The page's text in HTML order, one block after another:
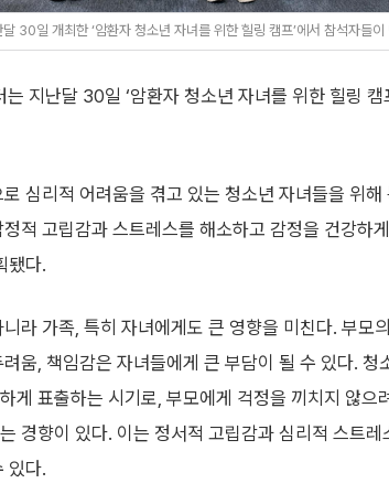
30일 개최한 ‘암환자 청소년 자녀를 위한 힐링 캠프’에서 참석자들
지난달 30일 ‘암환자 청소년 자녀를 위한 힐링
심리적 어려움을 겪고 있는 청소년 자녀들을 위해
적 고립감과 스트레스를 해소하고 감정을 건강하
됐다.
라 가족, 특히 자녀에게도 큰 영향을 미친다. 부모
움, 책임감은 자녀들에게 큰 부담이 될 수 있다. 청
게 표출하는 시기로, 부모에게 걱정을 끼치지 않으
경향이 있다. 이는 정서적 고립감과 심리적 스트
있다.